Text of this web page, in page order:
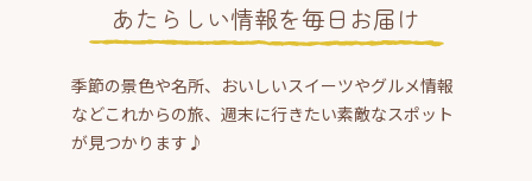
あたらしい情報を毎日お届け
季節の景色や名所、おいしいスイーツやグルメ情報
などこれからの旅、週末に行きたい素敵なスポット
が見つかります♪